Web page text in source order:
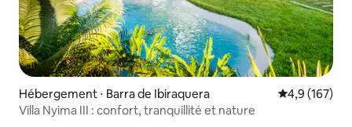
Hébergement ⋅ Barra de Ibiraquera Évaluation
4,9 (167)
Villa Nyima III : confort, tranquillité et nature